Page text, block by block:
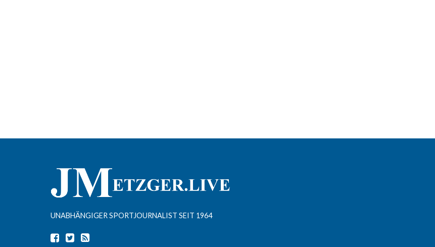
UNABHÄNGIGER SPORTJOURNALIST SEIT 1964